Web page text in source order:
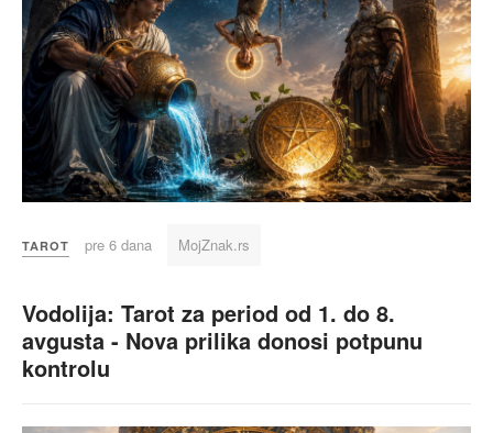
TAROT pre 6 dana MojZnak.rs
Vodolija: Tarot za period od 1. do 8.
avgusta - Nova prilika donosi potpunu
kontrolu